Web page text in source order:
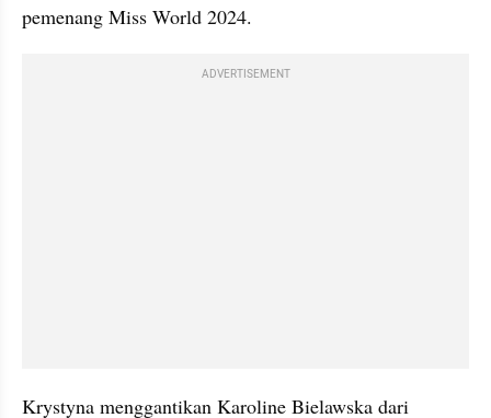
pemenang Miss World 2024.
ADVERTISEMENT
Krystyna menggantikan Karoline Bielawska dari